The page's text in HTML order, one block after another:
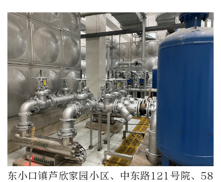
东小口镇芦欣家园小区、中东路121号院、58